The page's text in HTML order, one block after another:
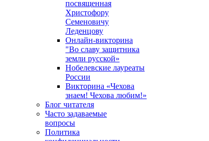
посвященная
Христофору
Семеновичу
Леденцову
Онлайн-викторина
"Во славу защитника
земли русской»
Нобелевские лауреаты
России
Викторина «Чехова
знаем! Чехова любим!»
Блог читателя
Часто задаваемые
вопросы
Политика